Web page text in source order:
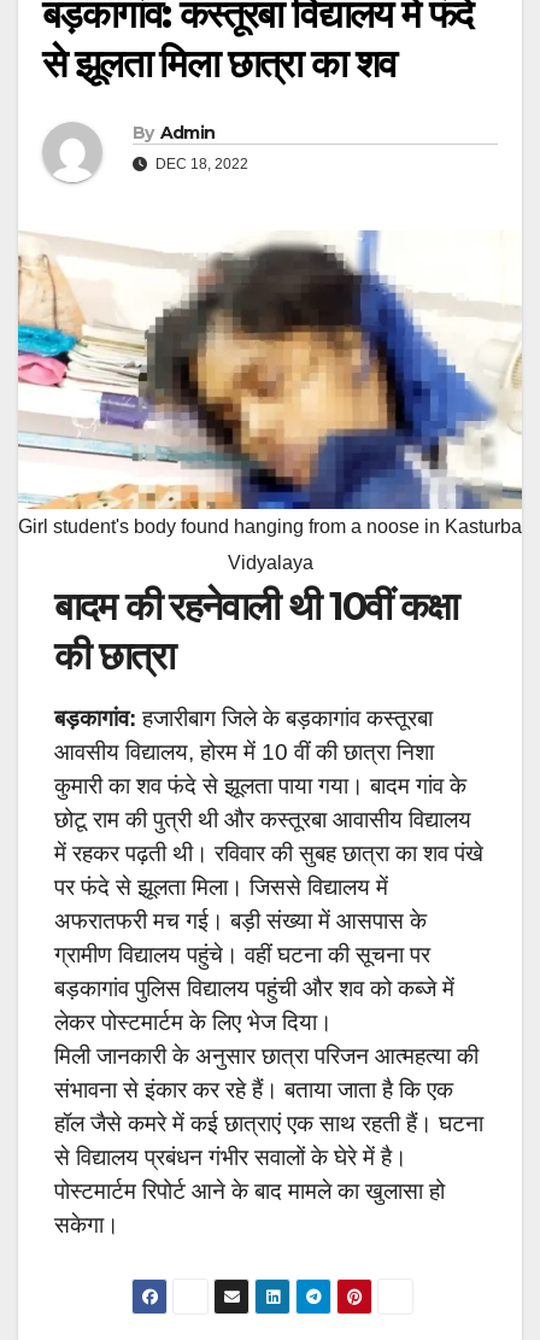
बड़कागांव: कस्तूरबा विद्यालय में फंदे
से झूलता मिला छात्रा का शव
By Admin
DEC 18, 2022
Girl student's body found hanging from a noose in Kasturba
Vidyalaya
बादम की रहनेवाली थी 10वीं कक्षा
की छात्रा
बड़कागांव: हजारीबाग जिले के बड़कागांव कस्तूरबा
आवसीय विद्यालय, होरम में 10 वीं की छात्रा निशा
कुमारी का शव फंदे से झूलता पाया गया। बादम गांव के
छोटू राम की पुत्री थी और कस्तूरबा आवासीय विद्यालय
में रहकर पढ़ती थी। रविवार की सुबह छात्रा का शव पंखे
पर फंदे से झूलता मिला। जिससे विद्यालय में
अफरातफरी मच गई। बड़ी संख्या में आसपास के
ग्रामीण विद्यालय पहुंचे। वहीं घटना की सूचना पर
बड़कागांव पुलिस विद्यालय पहुंची और शव को कब्जे में
लेकर पोस्टमार्टम के लिए भेज दिया।
मिली जानकारी के अनुसार छात्रा परिजन आत्महत्या की
संभावना से इंकार कर रहे हैं। बताया जाता है कि एक
हॉल जैसे कमरे में कई छात्राएं एक साथ रहती हैं। घटना
से विद्यालय प्रबंधन गंभीर सवालों के घेरे में है।
पोस्टमार्टम रिपोर्ट आने के बाद मामले का खुलासा हो
सकेगा।